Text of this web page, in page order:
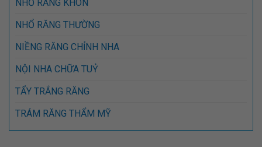
NHỔ RĂNG KHÔN
NHỔ RĂNG THƯỜNG
NIỀNG RĂNG CHỈNH NHA
NỘI NHA CHỮA TUỶ
TẨY TRẮNG RĂNG
TRÁM RĂNG THẨM MỸ